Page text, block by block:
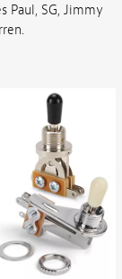
Paul, SG, Jimmy